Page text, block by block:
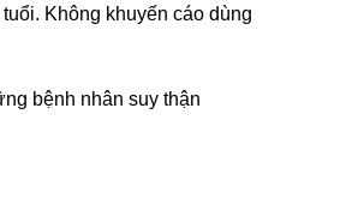
Không khuyến cáo dùng
bệnh nhân suy thận